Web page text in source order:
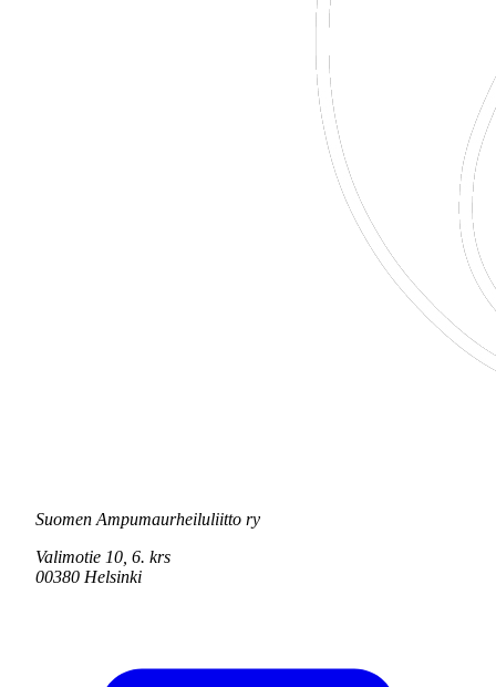
Suomen Ampumaurheiluliitto ry
Valimotie 10, 6. krs
00380 Helsinki